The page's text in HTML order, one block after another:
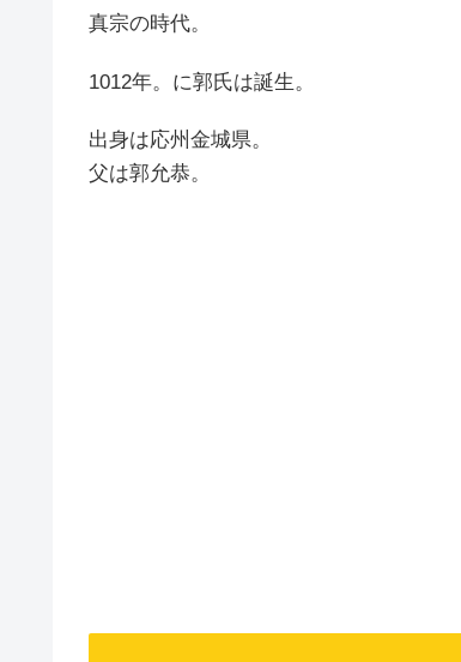
真宗の時代。
1012年。に郭氏は誕生。
出身は応州金城県。
父は郭允恭。